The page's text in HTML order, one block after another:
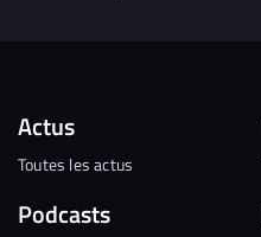
Actus
Toutes les actus
Podcasts